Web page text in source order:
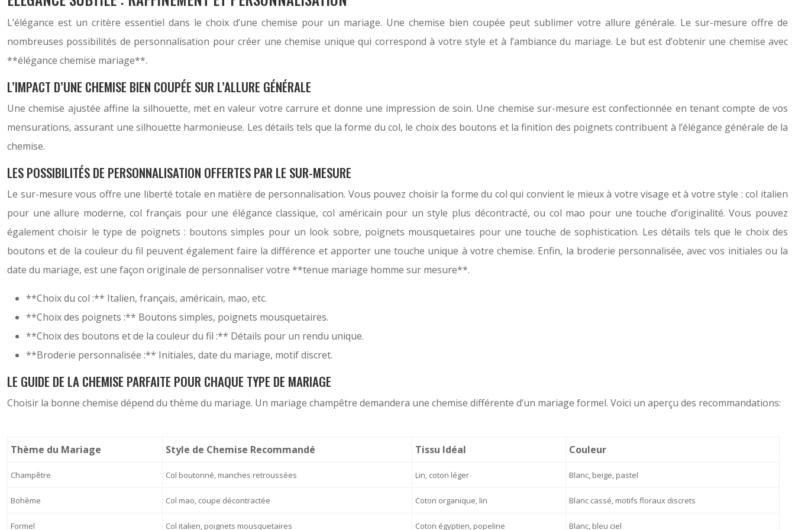
L’élégance est un critère essentiel dans le choix d’une chemise pour un mariage. Une chemise bien coupée peut sublimer votre allure générale. Le sur-mesure offre de
nombreuses possibilités de personnalisation pour créer une chemise unique qui correspond à votre style et à l’ambiance du mariage. Le but est d’obtenir une chemise avec
**élégance chemise mariage**.
L’IMPACT D’UNE CHEMISE BIEN COUPÉE SUR L’ALLURE GÉNÉRALE
Une chemise ajustée affine la silhouette, met en valeur votre carrure et donne une impression de soin. Une chemise sur-mesure est confectionnée en tenant compte de vos
mensurations, assurant une silhouette harmonieuse. Les détails tels que la forme du col, le choix des boutons et la finition des poignets contribuent à l’élégance générale de la
chemise.
LES POSSIBILITÉS DE PERSONNALISATION OFFERTES PAR LE SUR-MESURE
Le sur-mesure vous offre une liberté totale en matière de personnalisation. Vous pouvez choisir la forme du col qui convient le mieux à votre visage et à votre style : col italien
pour une allure moderne, col français pour une élégance classique, col américain pour un style plus décontracté, ou col mao pour une touche d’originalité. Vous pouvez
également choisir le type de poignets : boutons simples pour un look sobre, poignets mousquetaires pour une touche de sophistication. Les détails tels que le choix des
boutons et de la couleur du fil peuvent également faire la différence et apporter une touche unique à votre chemise. Enfin, la broderie personnalisée, avec vos initiales ou la
date du mariage, est une façon originale de personnaliser votre **tenue mariage homme sur mesure**.
**Choix du col :** Italien, français, américain, mao, etc.
**Choix des poignets :** Boutons simples, poignets mousquetaires.
**Choix des boutons et de la couleur du fil :** Détails pour un rendu unique.
**Broderie personnalisée :** Initiales, date du mariage, motif discret.
LE GUIDE DE LA CHEMISE PARFAITE POUR CHAQUE TYPE DE MARIAGE
Choisir la bonne chemise dépend du thème du mariage. Un mariage champêtre demandera une chemise différente d’un mariage formel. Voici un aperçu des recommandations:
Thème du Mariage Style de Chemise Recommandé Tissu Idéal Couleur
Champêtre Col boutonné, manches retroussées Lin, coton léger Blanc, beige, pastel
Bohème Col mao, coupe décontractée Coton organique, lin Blanc cassé, motifs floraux discrets
Formel Col italien, poignets mousquetaires Coton égyptien, popeline Blanc, bleu ciel